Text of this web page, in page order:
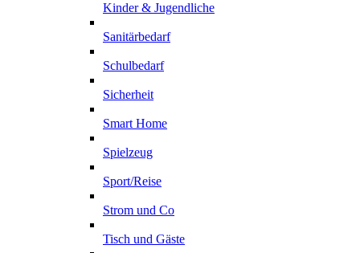
Kinder & Jugendliche
Sanitärbedarf
Schulbedarf
Sicherheit
Smart Home
Spielzeug
Sport/Reise
Strom und Co
Tisch und Gäste